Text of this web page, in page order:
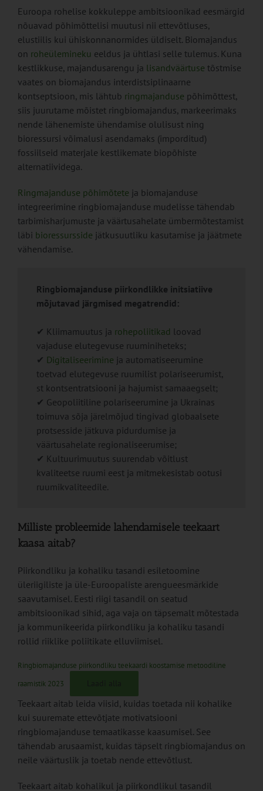
Euroopa rohelise kokkuleppe ambitsioonikad eesmärgid
nõuavad põhimõttelisi muutusi nii ettevõtluses,
elustiilis kui ühiskonnanormides üldiselt. Biomajandus
on roheülemineku eeldus ja ühtlasi selle tulemus. Kuna
kestlikkuse, majandusarengu ja lisandväärtuse tõstmise
vaates on biomajandus interdistsiplinaarne
kontseptsioon, mis lähtub ringmajanduse põhimõttest,
siis juurutame mõistet ringbiomajandus, markeerimaks
nende lähenemiste ühendamise olulisust ning
bioressursi võimalusi asendamaks (imporditud)
fossiilseid materjale kestlikemate biopõhiste
alternatiividega.
Ringmajanduse põhimõtete ja biomajanduse
integreerimine ringbiomajanduse mudelisse tähendab
tarbimisharjumuste ja väärtusahelate ümbermõtestamist
läbi bioressursside jätkusuutliku kasutamise ja jäätmete
vähendamise.
Ringbiomajanduse piirkondlikke initsiatiive
mõjutavad järgmised megatrendid:
✔ Kliimamuutus ja rohepoliitikad loovad
vajaduse elutegevuse ruuminiheteks;
✔ Digitaliseerimine ja automatiseerumine
toetvad elutegevuse ruumilist polariseerumist,
st kontsentratsiooni ja hajumist samaaegselt;
✔ Geopoliitiline polariseerumine ja Ukrainas
toimuva sõja järelmõjud tingivad globaalsete
protsesside jätkuva pidurdumise ja
väärtusahelate regionaliseerumise;
✔ Kultuurimuutus suurendab võitlust
kvaliteetse ruumi eest ja mitmekesistab ootusi
ruumikvaliteedile.
Milliste probleemide lahendamisele teekaart
kaasa aitab?
Piirkondliku ja kohaliku tasandi esiletoomine
üleriigiliste ja üle-Euroopaliste arengueesmärkide
saavutamisel. Eesti riigi tasandil on seatud
ambitsioonikad sihid, aga vaja on täpsemalt mõtestada
ja kommunikeerida piirkondliku ja kohaliku tasandi
rollid riiklike poliitikate elluviimisel.
Ringbiomajanduse piirkondliku teekaardi koostamise metoodiline
raamistik 2023
Teekaart aitab leida viisid, kuidas toetada nii kohalike
kui suuremate ettevõtjate motivatsiooni
ringbiomajanduse temaatikasse kaasumisel. See
tähendab arusaamist, kuidas täpselt ringbiomajandus on
neile väärtuslik ja toetab nende ettevõtlust.
Teekaart aitab kohalikul ja piirkondlikul tasandil